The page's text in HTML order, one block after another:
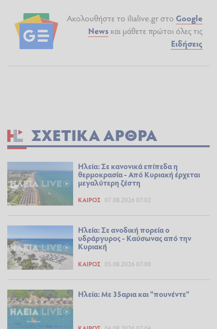
Ακολουθήστε το ilialive.gr στο Google
News και μάθετε πρώτοι όλες τις
Ειδήσεις
ΣΧΕΤΙΚΆ ΆΡΘΡΑ
Ηλεία: Σε κανονικά επίπεδα η
θερμοκρασία - Από Κυριακή έρχεται
μεγαλύτερη ζέστη
ΚΑΙΡΌΣ 07.08.2026 07:02
Ηλεία: Σε ανοδική πορεία ο
υδράργυρος - Καύσωνας από την
Κυριακή
ΚΑΙΡΌΣ 05.08.2026 07:00
Ηλεία: Με 35αρια και "πουνέντε"